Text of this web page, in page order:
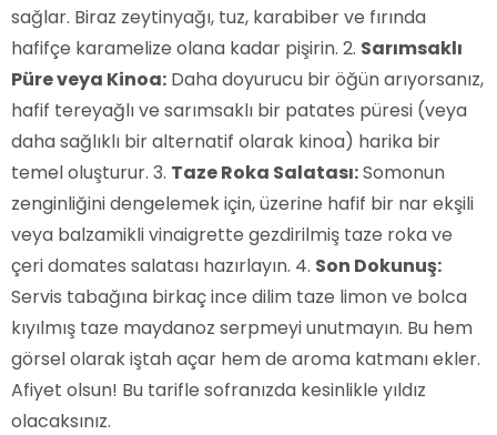
sağlar. Biraz zeytinyağı, tuz, karabiber ve fırında
hafifçe karamelize olana kadar pişirin. 2. Sarımsaklı
Püre veya Kinoa: Daha doyurucu bir öğün arıyorsanız,
hafif tereyağlı ve sarımsaklı bir patates püresi (veya
daha sağlıklı bir alternatif olarak kinoa) harika bir
temel oluşturur. 3. Taze Roka Salatası:Somonun
zenginliğini dengelemek için, üzerine hafif bir nar ekşili
veya balzamikli vinaigrette gezdirilmiş taze roka ve
çeri domates salatası hazırlayın. 4. Son Dokunuş:
Servis tabağına birkaç ince dilim taze limon ve bolca
kıyılmış taze maydanoz serpmeyi unutmayın. Bu hem
görsel olarak iştah açar hem de aroma katmanı ekler.
Afiyet olsun! Bu tarifle sofranızda kesinlikle yıldız
olacaksınız.